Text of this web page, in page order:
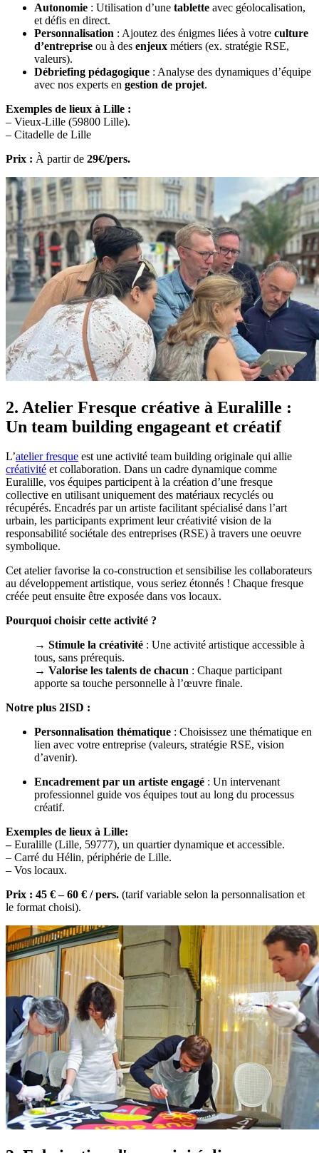
Autonomie : Utilisation d’une tablette avec géolocalisation,
et défis en direct.
Personnalisation : Ajoutez des énigmes liées à votre culture
d’entreprise ou à des enjeux métiers (ex. stratégie RSE,
valeurs).
Débriefing pédagogique : Analyse des dynamiques d’équipe
avec nos experts en gestion de projet.
Exemples de lieux à Lille :
– Vieux-Lille (59800 Lille).
– Citadelle de Lille
Prix : À partir de 29€/pers.
2. Atelier Fresque créative à Euralille :
Un team building engageant et créatif
L’atelier fresque est une activité team building originale qui allie
créativité et collaboration. Dans un cadre dynamique comme
Euralille, vos équipes participent à la création d’une fresque
collective en utilisant uniquement des matériaux recyclés ou
récupérés. Encadrés par un artiste facilitant spécialisé dans l’art
urbain, les participants expriment leur créativité vision de la
responsabilité sociétale des entreprises (RSE) à travers une oeuvre
symbolique.
Cet atelier favorise la co-construction et sensibilise les collaborateurs
au développement artistique, vous seriez étonnés ! Chaque fresque
créée peut ensuite être exposée dans vos locaux.
Pourquoi choisir cette activité ?
→ Stimule la créativité : Une activité artistique accessible à
tous, sans prérequis.
→ Valorise les talents de chacun : Chaque participant
apporte sa touche personnelle à l’œuvre finale.
Notre plus 2ISD :
Personnalisation thématique : Choisissez une thématique en
lien avec votre entreprise (valeurs, stratégie RSE, vision
d’avenir).
Encadrement par un artiste engagé : Un intervenant
professionnel guide vos équipes tout au long du processus
créatif.
Exemples de lieux à Lille:
–Euralille (Lille, 59777), un quartier dynamique et accessible.
– Carré du Hélin, périphérie de Lille.
– Vos locaux.
Prix : 45 € – 60 € / pers. (tarif variable selon la personnalisation et
le format choisi).